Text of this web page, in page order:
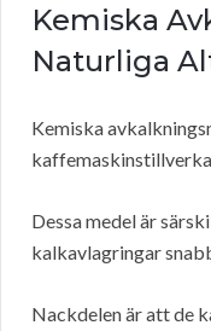
Kemiska
Naturliga
Kemiska
Dessa medel är
kalkavlagringar
Nackdelen är att de